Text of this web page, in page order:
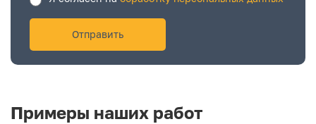
Примеры наших работ